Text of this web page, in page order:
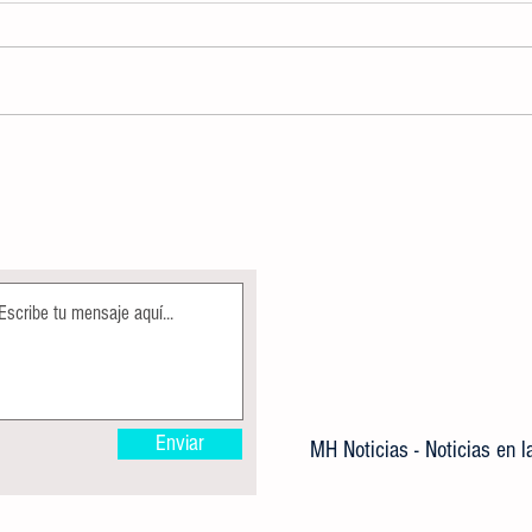
Enviar MH Noticias - Noticias en